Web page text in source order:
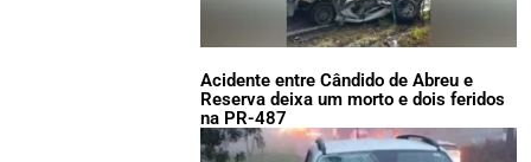
Acidente entre Cândido de Abreu e
Reserva deixa um morto e dois feridos
na PR-487